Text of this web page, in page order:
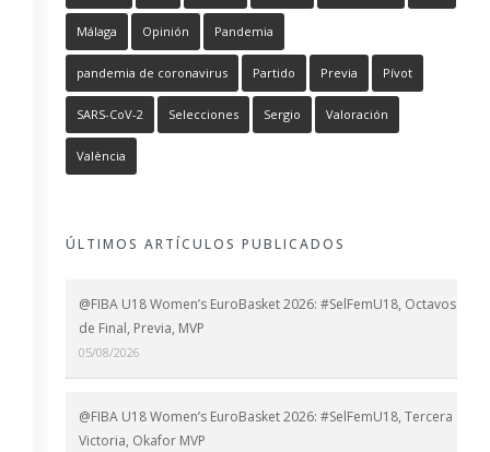
Málaga Opinión Pandemia
pandemia de coronavirus Partido Previa Pívot
SARS-CoV-2 Selecciones Sergio Valoración
València
ÚLTIMOS ARTÍCULOS PUBLICADOS
@FIBA U18 Women’s EuroBasket 2026: #SelFemU18, Octavos
de Final, Previa, MVP
05/08/2026
@FIBA U18 Women’s EuroBasket 2026: #SelFemU18, Tercera
Victoria, Okafor MVP